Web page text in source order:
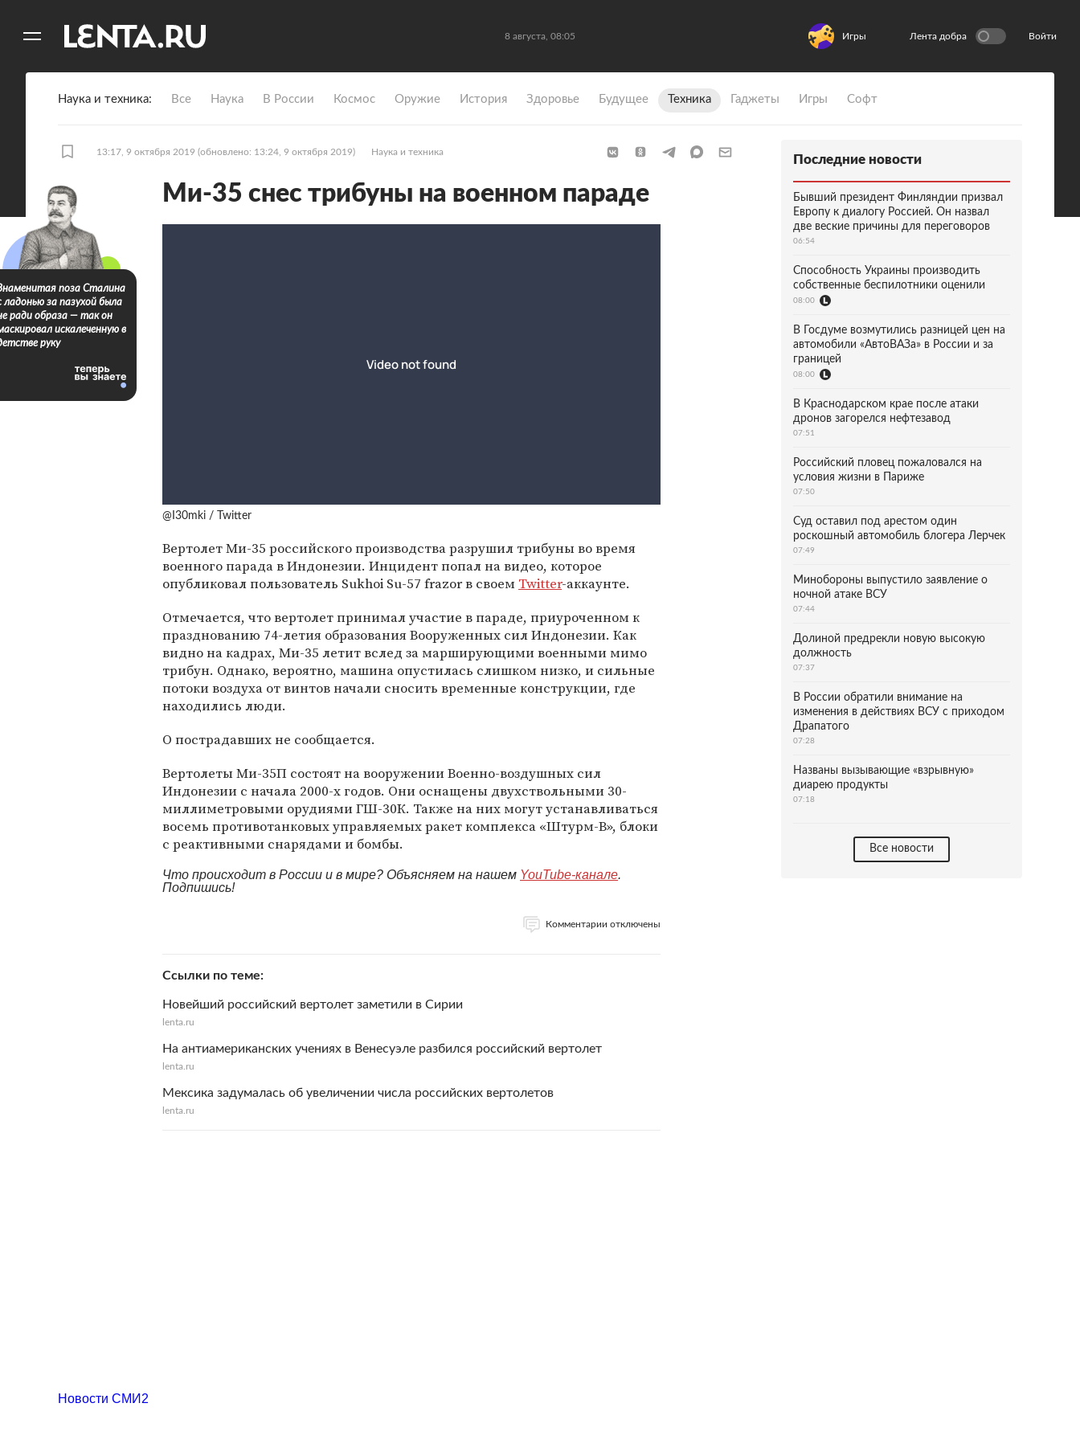
8 августа, 08:05 Игры Лента добра Войти
Наука и техника Все Наука В России Космос Оружие История Здоровье Будущее Техника Гаджеты Игры Софт
13:17, 9 октября 2019 (обновлено: 13:24, 9 октября 2019) Наука и техника
Ми-35 снес трибуны на военном параде
@I30mki / Twitter
Вертолет Ми-35 российского производства разрушил трибуны во время
военного парада в Индонезии. Инцидент попал на видео, которое
опубликовал пользователь Sukhoi Su-57 frazor в своем Twitter-аккаунте.
Отмечается, что вертолет принимал участие в параде, приуроченном к
празднованию 74-летия образования Вооруженных сил Индонезии. Как
видно на кадрах, Ми-35 летит вслед за марширующими военными мимо
трибун. Однако, вероятно, машина опустилась слишком низко, и сильные
потоки воздуха от винтов начали сносить временные конструкции, где
находились люди.
О пострадавших не сообщается.
Вертолеты Ми-35П состоят на вооружении Военно-воздушных сил
Индонезии с начала 2000-х годов. Они оснащены двухствольными 30-
миллиметровыми орудиями ГШ-30К. Также на них могут устанавливаться
восемь противотанковых управляемых ракет комплекса «Штурм-В», блоки
с реактивными снарядами и бомбы.
Что происходит в России и в мире? Объясняем на нашем YouTube-канале.
Подпишись!
Комментарии отключены
Ссылки по теме
Новейший российский вертолет заметили в Сирии
lenta.ru
На антиамериканских учениях в Венесуэле разбился российский вертолет
lenta.ru
Мексика задумалась об увеличении числа российских вертолетов
lenta.ru
поза Сталина
ладонью за пазухой была
ради образа — так он
искалеченную в
руку
Последние новости
Бывший президент Финляндии призвал
Европу к диалогу Россией. Он назвал
две веские причины для переговоров
06:54
Способность Украины производить
собственные беспилотники оценили
08:00
В Госдуме возмутились разницей цен на
автомобили «АвтоВАЗа» в России и за
границей
08:00
В Краснодарском крае после атаки
дронов загорелся нефтезавод
07:51
Российский пловец пожаловался на
условия жизни в Париже
07:50
Суд оставил под арестом один
роскошный автомобиль блогера Лерчек
07:49
Минобороны выпустило заявление о
ночной атаке ВСУ
07:44
Долиной предрекли новую высокую
должность
07:37
В России обратили внимание на
изменения в действиях ВСУ с приходом
Драпатого
07:28
Названы вызывающие «взрывную»
диарею продукты
07:18
Все новости
Новости СМИ2